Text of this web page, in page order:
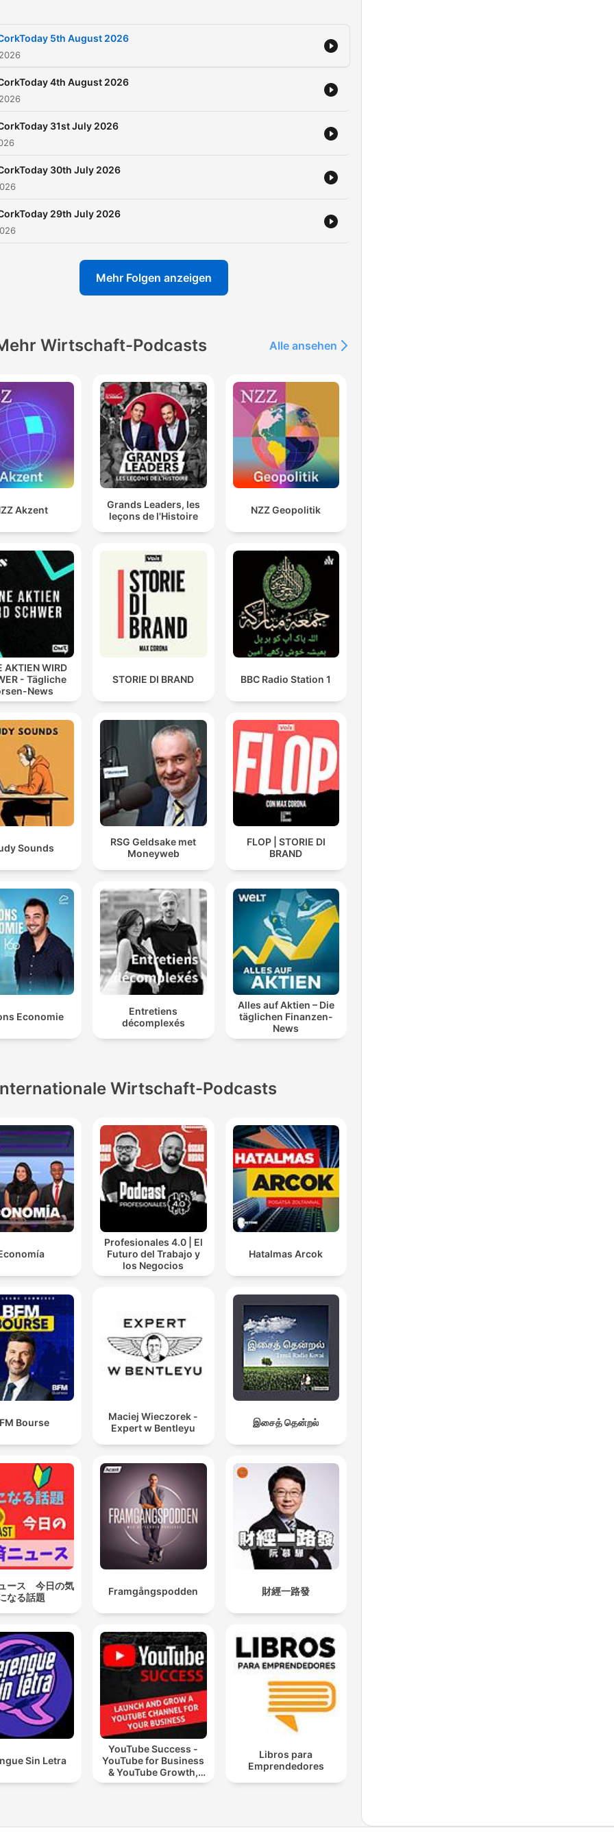
5th August 2026
4th August 2026
31st July 2026
30th July 2026
29th July 2026
Mehr Folgen anzeigen
Wirtschaft-Podcasts Alle ansehen
Akzent
Grands Leaders, les
leçons de l'Histoire
NZZ Geopolitik
AKTIEN WIRD
- Tägliche
News
STORIE DI BRAND BBC Radio Station 1
Sounds
RSG Geldsake met
Moneyweb
FLOP | STORIE DI
BRAND
Economie
Entretiens
décomplexés
Alles auf Aktien – Die
täglichen Finanzen-
News
Wirtschaft-Podcasts
Profesionales 4.0 | El
Futuro del Trabajo y
los Negocios
Hatalmas Arcok
Bourse
Maciej Wieczorek -
Expert w Bentleyu
இசைத் தென்றல்
ース 今日の気
なる話題
Framgångspodden 財經一路發
Sin Letra
YouTube Success -
YouTube for Business
& YouTube Growth,
Video Marketing
Libros para
Emprendedores